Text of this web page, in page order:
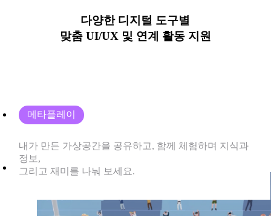
다양한 디지털 도구별
맞춤 UI/UX 및 연계 활동 지원
메타플레이
내가 만든 가상공간을 공유하고, 함께 체험하며 지식과
정보,
그리고 재미를 나눠 보세요.